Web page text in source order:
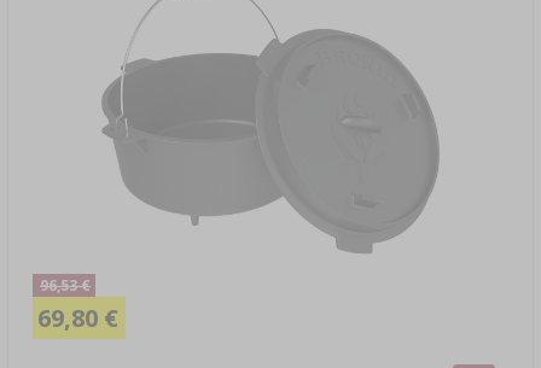
96,53 €
69,80 €